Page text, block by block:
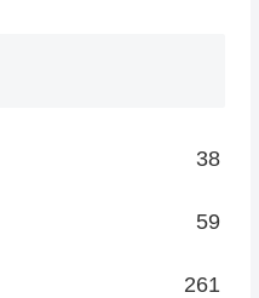
38
59
261